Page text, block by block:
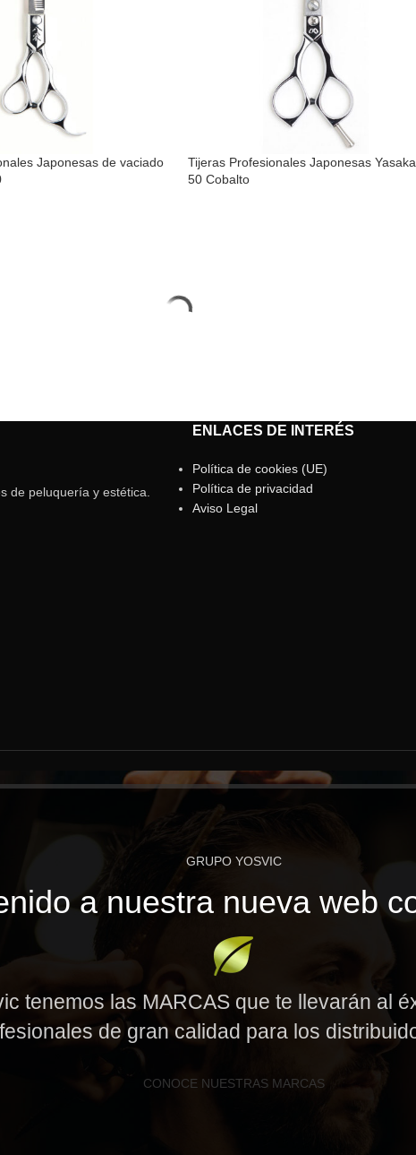
Japonesas de vaciado
Tijeras Profesionales Japonesas
50 Cobalto
de peluquería y estética.
ENLACES DE INTERÉS
Política de cookies (UE)
Política de privacidad
Aviso Legal
GRUPO YOSVIC
a nuestra nueva web
tenemos las MARCAS que te llevarán al
de gran calidad para los
CONOCE NUESTRAS MARCAS